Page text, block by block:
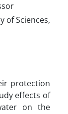
of Sciences,
protection
effects of
on the